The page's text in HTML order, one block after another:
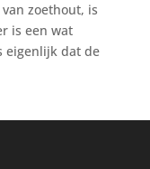
zoethout, is
is een wat
eigenlijk dat de